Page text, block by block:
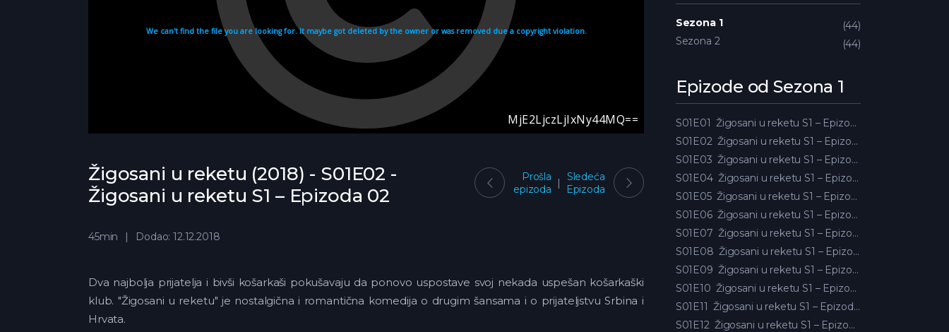
Žigosani u reketu (2018) - S01E02 -
Žigosani u reketu S1 – Epizoda 02
Prošla
epizoda
Sledeća
Epizoda
45min Dodao: 12.12.2018
Dva najbolja prijatelja i bivši košarkaši pokušavaju da ponovo uspostave svoj nekada uspešan košarkaški
klub. "Žigosani u reketu" je nostalgična i romantična komedija o drugim šansama i o prijateljstvu Srbina i
Hrvata.
Sezona 1
44
Sezona 2
44
Epizode od Sezona 1
S01E01
Žigosani u reketu S1 – Epizoda 01
S01E02
Žigosani u reketu S1 – Epizoda 02
S01E03
Žigosani u reketu S1 – Epizoda 03
S01E04
Žigosani u reketu S1 – Epizoda 04
S01E05
Žigosani u reketu S1 – Epizoda 05
S01E06
Žigosani u reketu S1 – Epizoda 06
S01E07
Žigosani u reketu S1 – Epizoda 07
S01E08
Žigosani u reketu S1 – Epizoda 08
S01E09
Žigosani u reketu S1 – Epizoda 09
S01E10
Žigosani u reketu S1 – Epizoda 10
S01E11
Žigosani u reketu S1 – Epizoda 11
S01E12
Žigosani u reketu S1 – Epizoda 12